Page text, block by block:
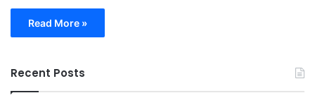
Read More »
Recent Posts